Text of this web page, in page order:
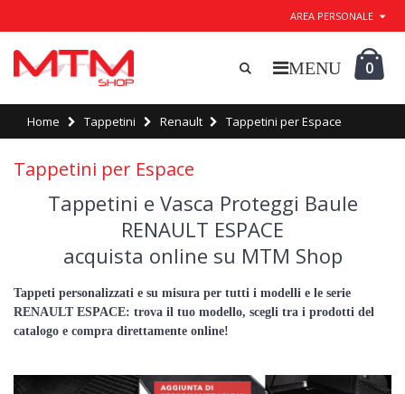
AREA PERSONALE
0
Home Tappetini Renault Tappetini per Espace
Tappetini per Espace
Tappetini e Vasca Proteggi Baule
RENAULT ESPACE
acquista online su MTM Shop
Tappeti personalizzati e su misura per tutti i modelli e le serie
RENAULT ESPACE: trova il tuo modello, scegli tra i prodotti del
catalogo e compra direttamente online!